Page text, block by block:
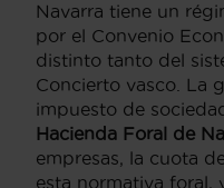
Navarra tiene un
por el Convenio
distinto tanto del
Concierto vasco. La
impuesto de
Hacienda Foral de
empresas, la cuota
esta normativa foral,